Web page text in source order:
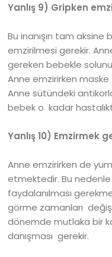
Yanlış 9) Gripken
Bu inanışın tam
emzirilmesi gerekir.
gereken bebekle
Anne emzirirken maske
Anne sütündeki
bebek o kadar
Yanlış 10) Emzirmek
Anne emzirirken de
etmektedir. Bu
faydalanılması
görme zamanları
dönemde mutlaka bir
danışması gerekir.